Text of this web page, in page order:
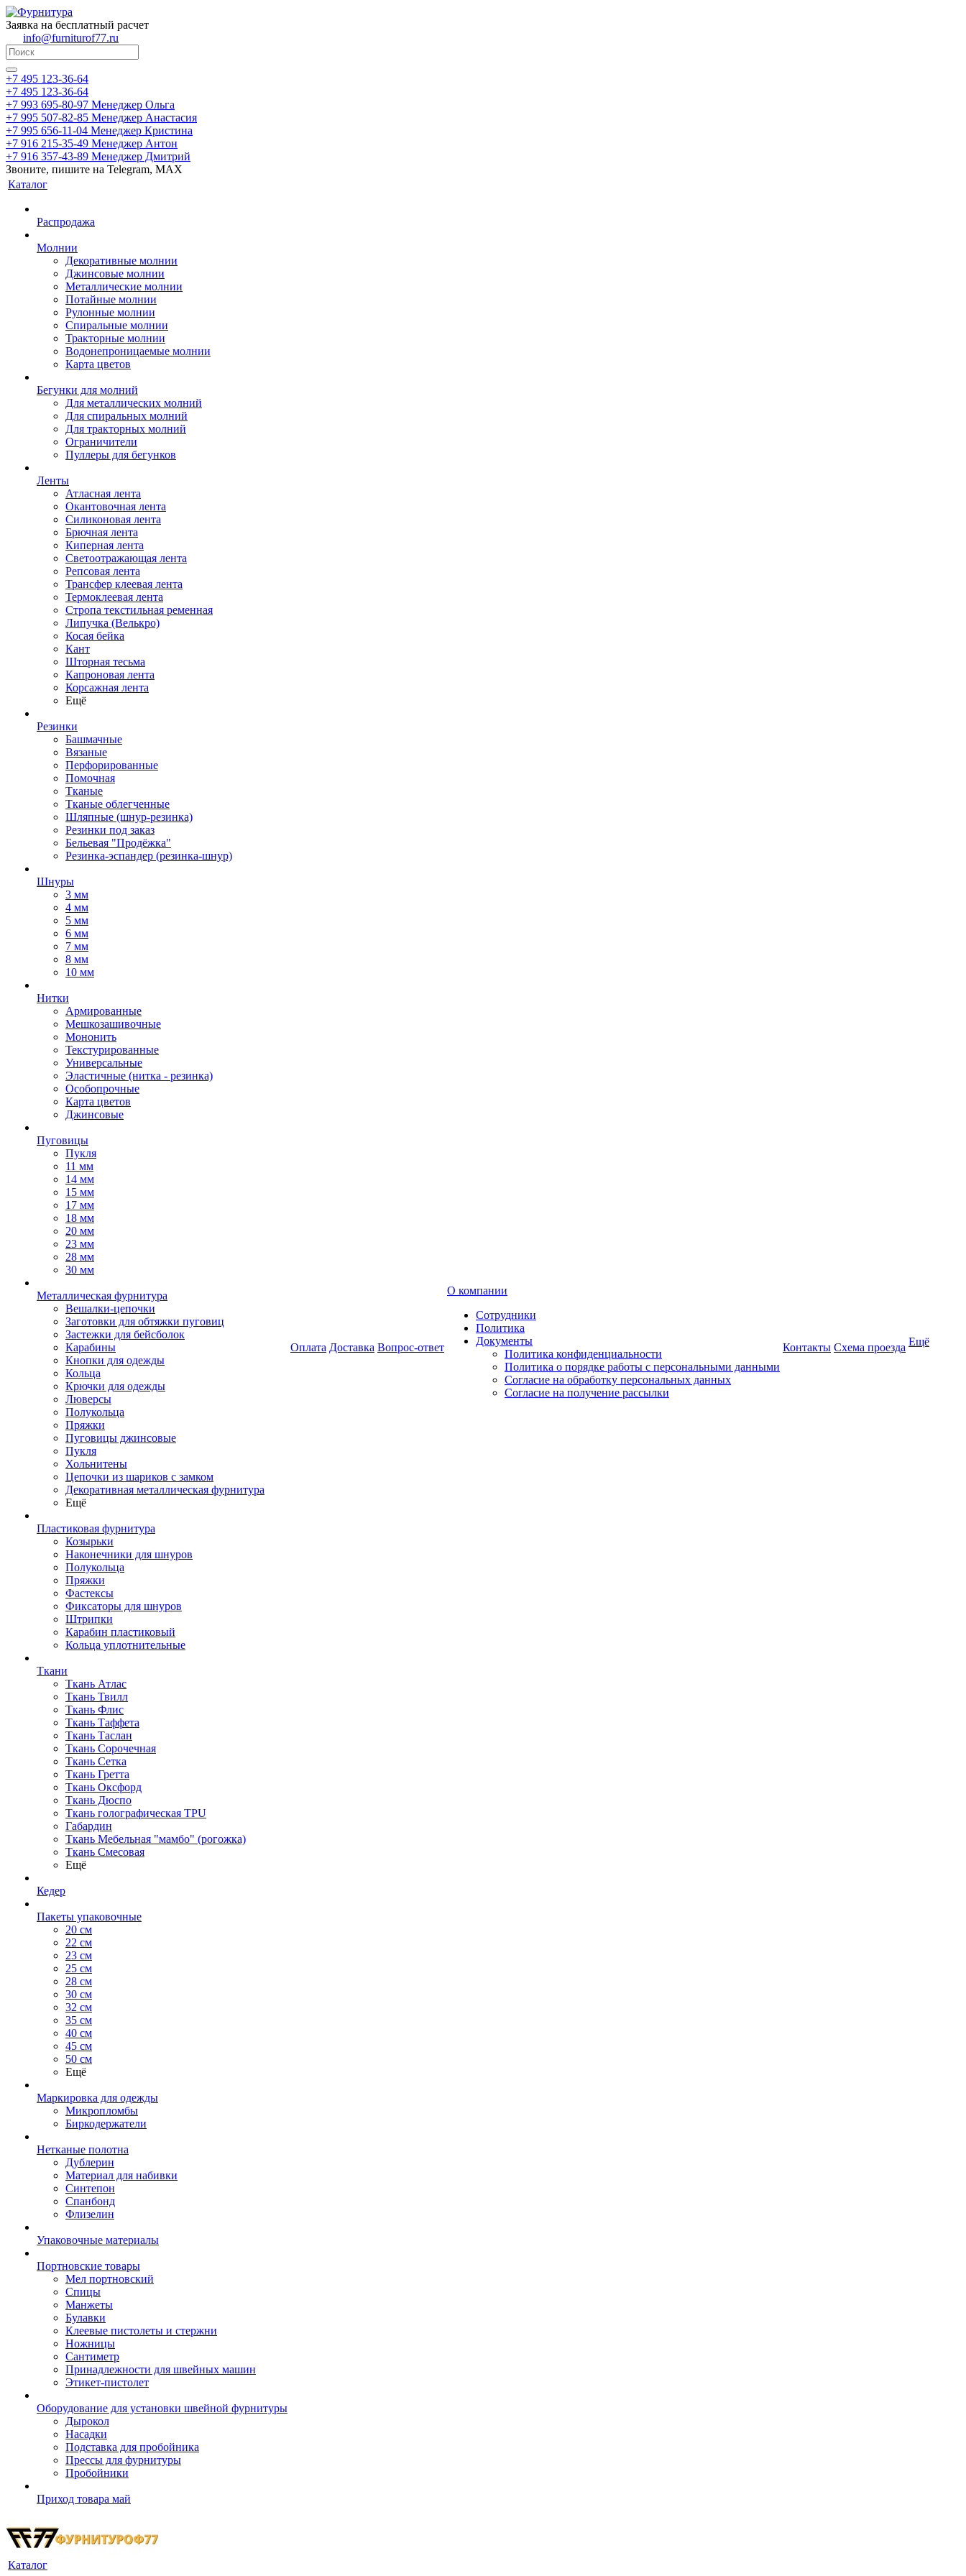
Заявка на бесплатный расчет
info@furniturof77.ru
+7 495 123-36-64
+7 495 123-36-64
+7 993 695-80-97 Менеджер Ольга
+7 995 507-82-85 Менеджер Анастасия
+7 995 656-11-04 Менеджер Кристина
+7 916 215-35-49 Менеджер Антон
+7 916 357-43-89 Менеджер Дмитрий
Звоните, пишите на Telegram, MAX
Каталог
Распродажа
Молнии
Декоративные молнии
Джинсовые молнии
Металлические молнии
Потайные молнии
Рулонные молнии
Спиральные молнии
Тракторные молнии
Водонепроницаемые молнии
Карта цветов
Бегунки для молний
Для металлических молний
Для спиральных молний
Для тракторных молний
Ограничители
Пуллеры для бегунков
Ленты
Атласная лента
Окантовочная лента
Силиконовая лента
Брючная лента
Киперная лента
Светоотражающая лента
Репсовая лента
Трансфер клеевая лента
Термоклеевая лента
Стропа текстильная ременная
Липучка (Велькро)
Косая бейка
Кант
Шторная тесьма
Капроновая лента
Корсажная лента
Ещё
Резинки
Башмачные
Вязаные
Перфорированные
Помочная
Тканые
Тканые облегченные
Шляпные (шнур-резинка)
Резинки под заказ
Бельевая "Продёжка"
Резинка-эспандер (резинка-шнур)
Шнуры
3 мм
4 мм
5 мм
6 мм
7 мм
8 мм
10 мм
Нитки
Армированные
Мешкозашивочные
Мононить
Текстурированные
Универсальные
Эластичные (нитка - резинка)
Особопрочные
Карта цветов
Джинсовые
Пуговицы
Пукля
11 мм
14 мм
15 мм
17 мм
18 мм
20 мм
23 мм
28 мм
30 мм
Металлическая фурнитура
Вешалки-цепочки
Заготовки для обтяжки пуговиц
Застежки для бейсболок
Карабины
Кнопки для одежды
Кольца
Крючки для одежды
Люверсы
Полукольца
Пряжки
Пуговицы джинсовые
Пукля
Хольнитены
Цепочки из шариков с замком
Декоративная металлическая фурнитура
Ещё
Пластиковая фурнитура
Козырьки
Наконечники для шнуров
Полукольца
Пряжки
Фастексы
Фиксаторы для шнуров
Штрипки
Карабин пластиковый
Кольца уплотнительные
Ткани
Ткань Атлас
Ткань Твилл
Ткань Флис
Ткань Таффета
Ткань Таслан
Ткань Сорочечная
Ткань Сетка
Ткань Гретта
Ткань Оксфорд
Ткань Дюспо
Ткань голографическая TPU
Габардин
Ткань Мебельная "мамбо" (рогожка)
Ткань Смесовая
Ещё
Кедер
Пакеты упаковочные
20 см
22 см
23 см
25 см
28 см
30 см
32 см
35 см
40 см
45 см
50 см
Ещё
Маркировка для одежды
Микропломбы
Биркодержатели
Нетканые полотна
Дублерин
Материал для набивки
Синтепон
Спанбонд
Флизелин
Упаковочные материалы
Портновские товары
Мел портновский
Спицы
Манжеты
Булавки
Клеевые пистолеты и стержни
Ножницы
Сантиметр
Принадлежности для швейных машин
Этикет-пистолет
Оборудование для установки швейной фурнитуры
Дырокол
Насадки
Подставка для пробойника
Прессы для фурнитуры
Пробойники
Приход товара май
Оплата Доставка Вопрос-ответ
О компании
Сотрудники
Политика
Документы
Политика конфиденциальности
Политика о порядке работы с персональными данными
Согласие на обработку персональных данных
Согласие на получение рассылки
Контакты Схема проезда Ещё
Каталог